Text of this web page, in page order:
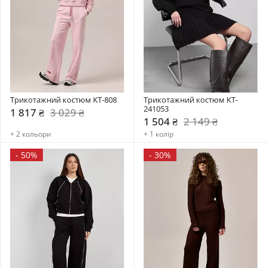
Трикотажний костюм KT-808
1 817 ₴ 3 029 ₴
+ 2 кольори
Трикотажний костюм KT-
241053
1 504 ₴ 2 149 ₴
+ 1 колір
- 50% - 30%